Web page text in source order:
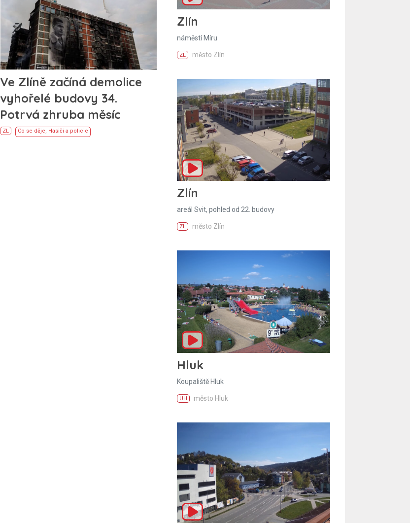
Ve Zlíně začíná demolice
vyhořelé budovy 34.
Potrvá zhruba měsíc
ZL Co se děje, Hasiči a policie
Zlín
náměstí Míru
ZL město Zlín
Zlín
areál Svit, pohled od 22. budovy
ZL město Zlín
Hluk
Koupaliště Hluk
UH město Hluk